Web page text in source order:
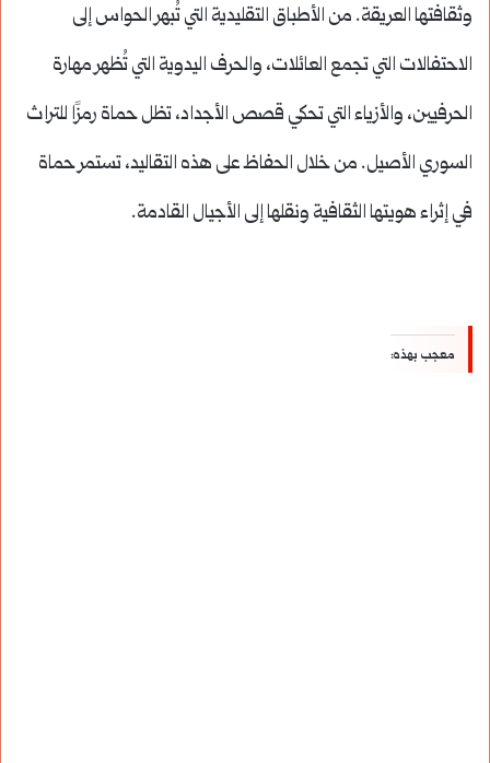
وثقافتها العريقة. من الأطباق التقليدية التي تُبهر الحواس إلى
الاحتفالات التي تجمع العائلات، والحرف اليدوية التي تُظهر مهارة
الحرفيين، والأزياء التي تحكي قصص الأجداد، تظل حماة رمزًا للتراث
السوري الأصيل. من خلال الحفاظ على هذه التقاليد، تستمر حماة
في إثراء هويتها الثقافية ونقلها إلى الأجيال القادمة.
معجب بهذه: